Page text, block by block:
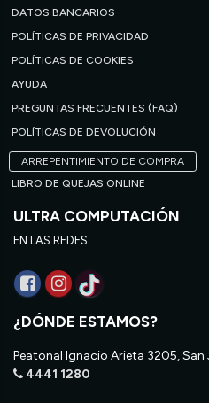
DATOS BANCARIOS
POLÍTICAS DE PRIVACIDAD
POLÍTICAS DE COOKIES
AYUDA
PREGUNTAS FRECUENTES (FAQ)
POLÍTICAS DE DEVOLUCIÓN
ARREPENTIMIENTO DE COMPRA
LIBRO DE QUEJAS ONLINE
ULTRA COMPUTACIÓN
EN LAS REDES
¿DÓNDE ESTAMOS?
Peatonal Ignacio Arieta 3205, San
4441 1280